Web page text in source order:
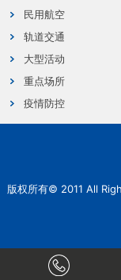
民用航空
轨道交通
大型活动
重点场所
疫情防控
版权所有© 2011 All